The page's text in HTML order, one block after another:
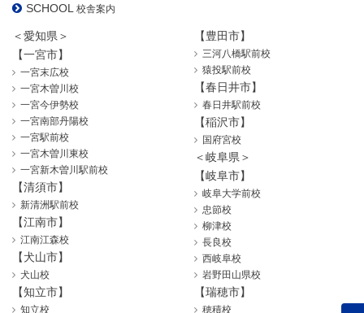
SCHOOL 校舎案内
＜愛知県＞
【一宮市】
一宮末広校
一宮木曽川校
一宮今伊勢校
一宮南部丹陽校
一宮駅前校
一宮木曽川東校
一宮新木曽川駅前校
【清須市】
新清洲駅前校
【江南市】
江南江森校
【犬山市】
犬山校
【知立市】
知立校
【豊田市】
三河八橋駅前校
猿投駅前校
【春日井市】
春日井駅前校
【稲沢市】
国府宮校
＜岐阜県＞
【岐阜市】
岐阜大学前校
忠節校
柳津校
長良校
西岐阜校
岩野田山県校
【瑞穂市】
穂積校